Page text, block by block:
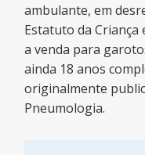
ambulante, em
Estatuto da Criança
a venda para
ainda 18 anos
originalmente
Pneumologia.